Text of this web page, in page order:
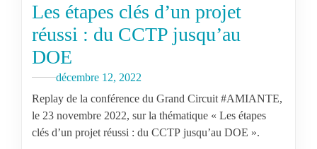
Les étapes clés d’un projet
réussi : du CCTP jusqu’au
DOE
décembre 12, 2022
Replay de la conférence du Grand Circuit #AMIANTE,
le 23 novembre 2022, sur la thématique « Les étapes
clés d’un projet réussi : du CCTP jusqu’au DOE ».